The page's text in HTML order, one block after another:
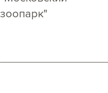
зоопарк"